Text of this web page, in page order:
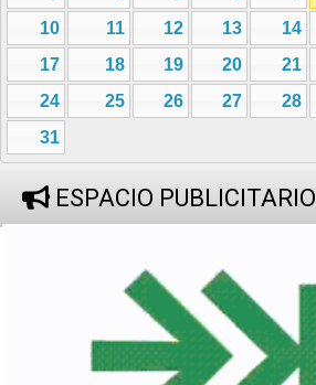
10
11 12 13 14
17
18 19 20 21
24
25 26 27 28
31
ESPACIO PUBLICITARIO